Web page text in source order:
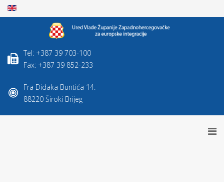
Tel: +387 39 703-100
Fax: +387 39 852-233
Fra Didaka Buntića 14.
88220 Široki Brijeg